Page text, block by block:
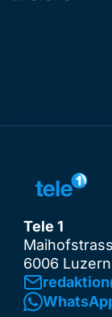
Tele 1
6006 Luzern